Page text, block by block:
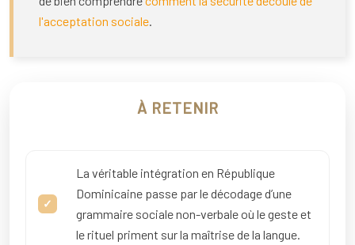
l'acceptation sociale.
À RETENIR
La véritable intégration en République
Dominicaine passe par le décodage d’une
grammaire sociale non-verbale où le geste et
le rituel priment sur la maîtrise de la langue.